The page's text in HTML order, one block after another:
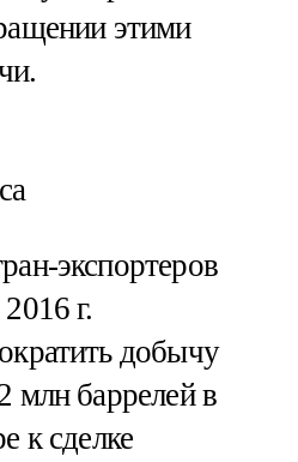
этими
экспортеров
г.
добычу
млн баррелей в
к сделке